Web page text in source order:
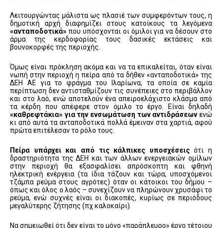
Λειτουργώντας μάλιστα ως πλασιέ των συμφερόντων τους, η
δημοτική αρχή διαφημίζει στους κατοίκους τα λεγόμενα
«ανταποδοτικά» που υπόσχονται οι όμιλοι για να δέσουν στο
άρμα της κερδοφορίας τους δασικές εκτάσεις και
βουνοκορφές της περιοχής.
Όμως είναι πρόκληση ακόμα και να τα επικαλείται, όταν είναι
νωπή στην περιοχή η πείρα από τα δήθεν «ανταποδοτικά» της
ΔΕΗ ΑΕ για το φράγμα του Ιλαρίωνα, τα οποία σε καμία
περίπτωση δεν αντισταθμίζουν τις συνέπειες στο περιβάλλον
και στο λαό, ενώ αποτελούν ένα απειροελάχιστο κλάσμα από
τα κέρδη που απέφερε στον όμιλο το έργο. Είναι δηλαδή
«καθρεφτάκια» για την ενσωμάτωση των αντιδράσεων ενώ
κι από αυτά τα ανταποδοτικά πολλά έμειναν στα χαρτιά, αφού
πρώτα επιτέλεσαν το ρόλο τους.
Πείρα υπάρχει και από τις κάλπικες υποσχέσειςότι η
δραστηριότητα της ΔΕΗ και των άλλων ενεργειακών ομίλων
στην περιοχή θα εξασφαλίσει απρόσκοπτη και φθηνή
ηλεκτρική ενέργεια (τα ίδια τάζουν και τώρα, υποσχόμενοι
τζάμπα ρεύμα στους αγρότες) όταν οι κάτοικοι του δήμου –
όπως και όλος ο λαός – συνεχίζουν να πληρώνουν χρυσάφι το
ρεύμα, ενώ συχνές είναι οι διακοπές, κυρίως σε περιόδους
μεγαλύτερης ζήτησης (πχ καλοκαίρι).
Να σημειωθεί ότι δεν είναι το μόνο «παράπλευρο» έργο τέτοιου